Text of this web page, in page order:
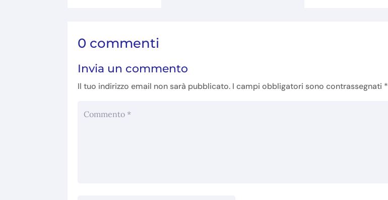
0 commenti
Invia un commento
Il tuo indirizzo email non sarà pubblicato. I campi obbligatori sono contrassegnati *